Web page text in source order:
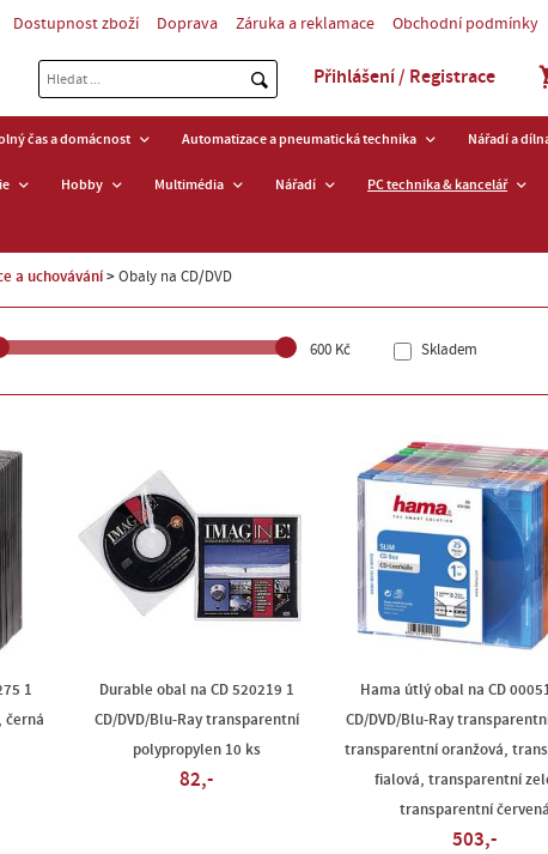
Dostupnost zboží Doprava Záruka a reklamace Obchodní podmínky
Přihlášení / Registrace
čas a domácnost Automatizace a pneumatická technika Nářadí a
Hobby Multimédia Nářadí PC technika & kancelář
a uchovávání Obaly na CD/DVD
600 Kč Skladem
1
černá
Durable obal na CD 520219 1
CD/DVD/Blu-Ray transparentní
polypropylen 10 ks
82,-
Hama útlý obal na CD
CD/DVD/Blu-Ray
transparentní oranžová,
fialová, transparentní
transparentní červená
503,-